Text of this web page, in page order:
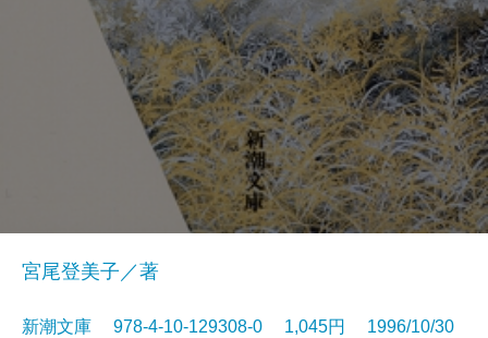
宮尾登美子／著
新潮文庫 978-4-10-129308-0 1,045円 1996/10/30